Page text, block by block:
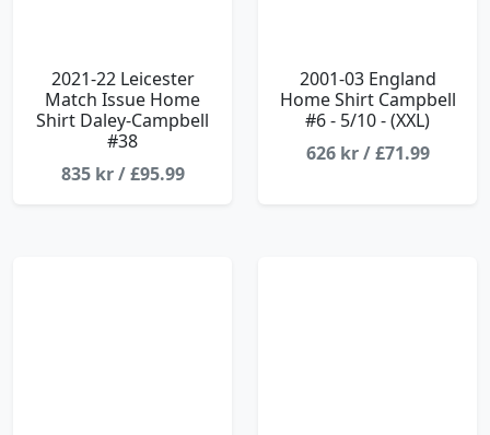
2021-22 Leicester
Match Issue Home
Shirt Daley-Campbell
#38
835 kr / £95.99
2001-03 England
Home Shirt Campbell
#6 - 5/10 - (XXL)
626 kr / £71.99